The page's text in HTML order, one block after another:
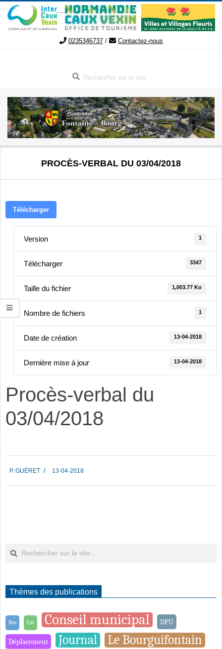
Aller
contenu
0235346737/ Contactez-nous
FONTAINE-
LE-
BOURG
PROCÈS-VERBAL DU 03/04/2018
Télécharger
Version 1
Télécharger 3347
Taille du fichier 1,003.77 Ko
Nombre de fichiers 1
Date de création 13-04-2018
Dernière mise à jour 13-04-2018
Procès-verbal du
03/04/2018
04-
13
P. GUÉRET 13-04-2018
Thèmes des publications
Bus Car Conseil municipal DPU
Déplacement Journal Le Bourguifontain